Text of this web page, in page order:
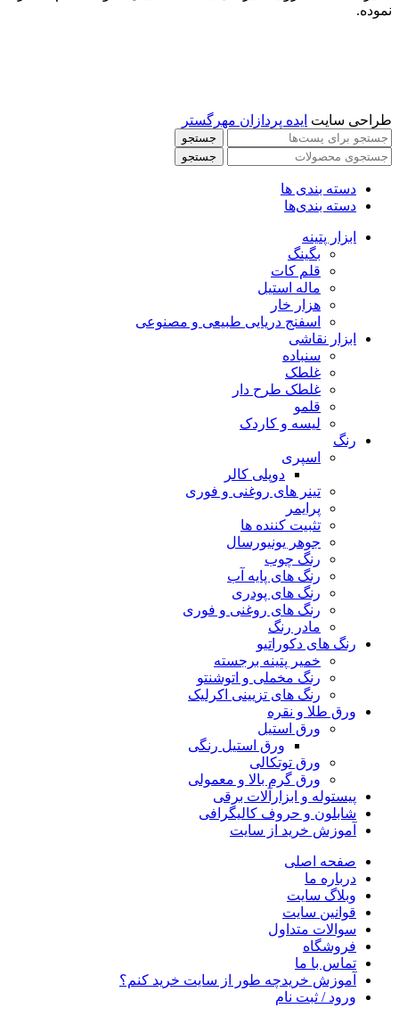
نموده.
طراحی سایت ایده پردازان مهرگستر
جستجو
جستجو
دسته بندی ها
دسته بندی‌ها
ابزار پتینه
بگینگ
قلم کات
ماله استیل
هزار خار
اسفنج دریایی طبیعی و مصنوعی
ابزار نقاشی
سنباده
غلطک
غلطک طرح دار
قلمو
لیسه و کاردک
رنگ
اسپری
دوپلی کالر
تینر های روغنی و فوری
پرایمر
تثبیت کننده ها
جوهر یونیورسال
رنگ چوب
رنگ‌ های پایه آب
رنگ های پودری
رنگ‌ های روغنی و فوری
مادر رنگ
رنگ های دکوراتیو
خمیر پتینه برجسته
رنگ مخملی و اتوشنتو
رنگ های تزیینی اکرلیک
ورق طلا و نقره
ورق استیل
ورق استیل رنگی
ورق توتکالی
ورق گرم بالا و معمولی
پیستوله و ابزارآلات برقی
شابلون و حروف کالیگرافی
آموزش خرید از سایت
صفحه اصلی
درباره ما
وبلاگ سایت
قوانین سایت
سوالات متداول
فروشگاه
تماس با ما
آموزش خریدچه طور از سایت خرید کنم؟
ورود / ثبت نام